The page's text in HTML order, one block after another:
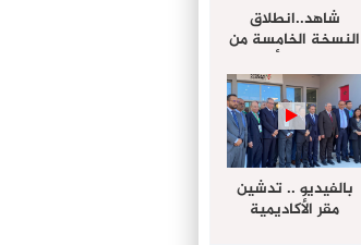
شاهد..انطلاق
النسخة الخامسة من
مهرجان “الأمداح
النبوية” المنظم من
طرف مجلس جهة
الداخلة وادي الذهب
بالفيديو .. تدشين
مقر الأكاديمية